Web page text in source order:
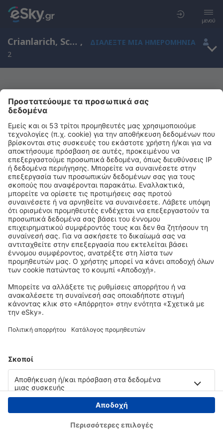
μενού
Crianlarich, Scotland, Ηνωμένο Βασίλειο ,
ΔΙΑΛΈΞΤΕ ΜΙΑ ΗΜΕΡΟΜΗΝΊΑ
2
Μας συγχωρείτε, δεν υπάρχουν
αποτελέσματα για την αναζήτησή σας
Προσπαθήστε να κάνετε αναζήτηση με διαφορετικά κριτήρια
Copyright © eSky.gr. Με την επιφύλαξη παντός νομίμου δικαιώματος.